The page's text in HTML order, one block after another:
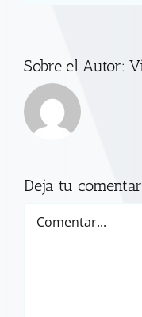
Sobre el Autor:
Deja tu